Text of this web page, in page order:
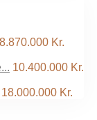
8.870.000 Kr.
10.400.000 Kr.
18.000.000 Kr.